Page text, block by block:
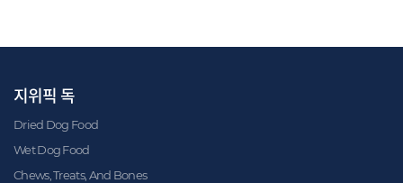
지위픽 독
Dried Dog Food
Wet Dog Food
Chews, Treats, And Bones